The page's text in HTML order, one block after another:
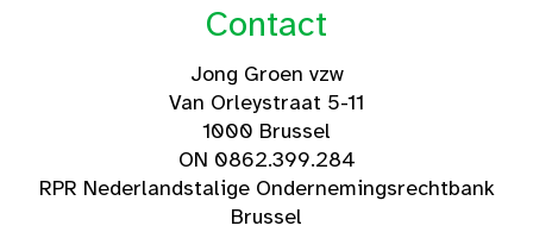
Contact
Jong Groen vzw
Van Orleystraat 5-11
1000 Brussel
ON 0862.399.284
RPR Nederlandstalige Ondernemingsrechtbank
Brussel